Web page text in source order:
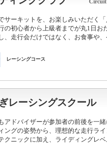
ぎ スクール・
サーキットを、お楽しみいただく
の初心者から上級者までが丸1日
、走行会だけではなく、お食事や
レーシングコース
レーシングスクール
アドバイザーが参加者の前後を一
ングの姿勢から、理想的な走行ラ
クニックに加え、ライディングレ